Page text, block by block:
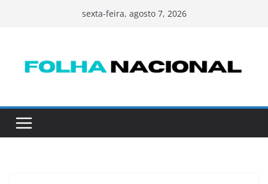
conteúdo
sexta-feira, agosto 7, 2026